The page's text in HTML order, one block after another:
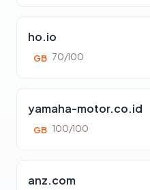
ho.io
GB 70/100
yamaha-motor.co.id
GB 100/100
anz.com